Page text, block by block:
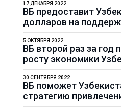
ВБ предоставит
долларов на
17 ДЕКАБРЯ 2022
ВБ второй раз за год
росту экономики
5 ОКТЯБРЯ 2022
ВБ поможет
стратегию
30 СЕНТЯБРЯ 2022